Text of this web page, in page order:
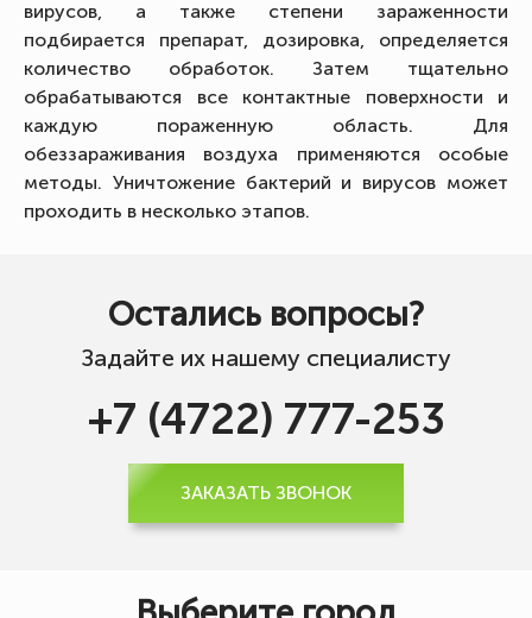
вирусов, а также степени зараженности
подбирается препарат, дозировка, определяется
количество обработок. Затем тщательно
обрабатываются все контактные поверхности и
каждую пораженную область. Для
обеззараживания воздуха применяются особые
методы. Уничтожение бактерий и вирусов может
проходить в несколько этапов.
Остались вопросы?
Задайте их нашему специалисту
+7 (4722) 777-253
ЗАКАЗАТЬ ЗВОНОК